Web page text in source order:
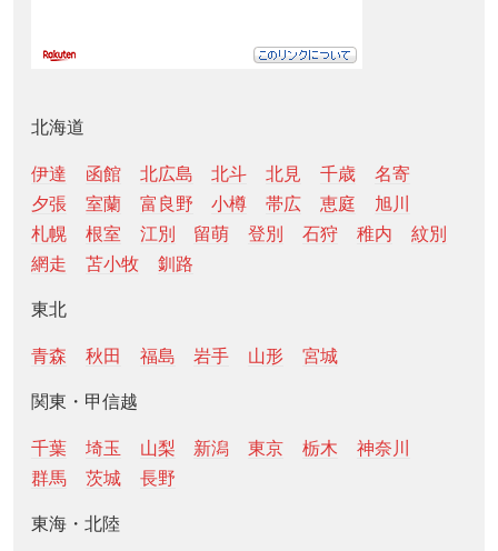
北海道
伊達 函館 北広島 北斗 北見 千歳
名寄
夕張
室蘭 富良野 小樽 帯広 恵庭
旭川
札幌
根室 江別 留萌 登別 石狩 稚内
紋別
網走
苫小牧 釧路
東北
青森 秋田 福島 岩手 山形 宮城
関東・甲信越
千葉 埼玉 山梨 新潟 東京 栃木
神奈川
群馬
茨城 長野
東海・北陸